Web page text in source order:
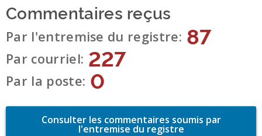
Commentaires reçus
Par l'entremise du registre 87
Par courriel 227
Par la poste 0
Consulter les commentaires soumis par
l'entremise du registre